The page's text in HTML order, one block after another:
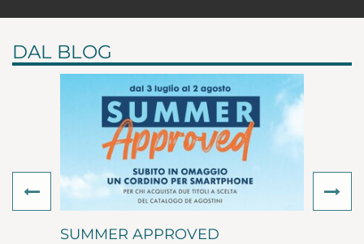
DAL BLOG
SUMMER APPROVED
Previous